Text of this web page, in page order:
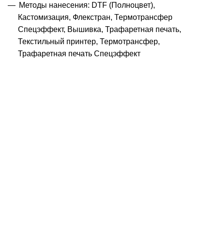
Методы нанесения: DTF (Полноцвет),
Кастомизация, Флекстран, Термотрансфер
Спецэффект, Вышивка, Трафаретная печать,
Текстильный принтер, Термотрансфер,
Трафаретная печать Спецэффект